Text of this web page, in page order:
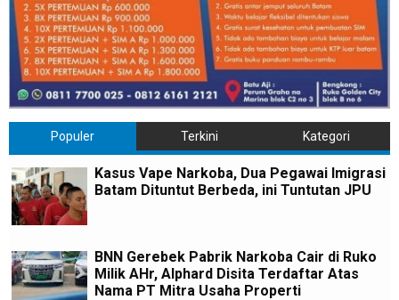
Populer Terkini Kategori
Kasus Vape Narkoba, Dua Pegawai Imigrasi
Batam Dituntut Berbeda, ini Tuntutan JPU
BNN Gerebek Pabrik Narkoba Cair di Ruko
Milik AHr, Alphard Disita Terdaftar Atas
Nama PT Mitra Usaha Properti